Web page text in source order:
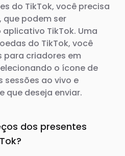
do TikTok, você precisa
que podem ser
TikTok. Uma
do TikTok, você
para criadores em
o ícone de
sessões ao vivo e
que deseja enviar.
dos presentes